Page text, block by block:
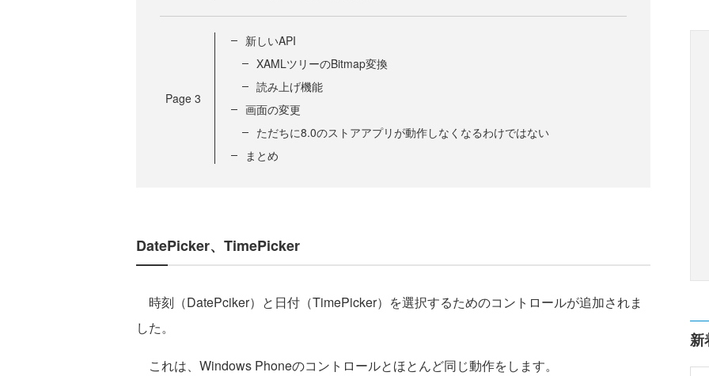
Page 3
新しいAPI
XAMLツリーのBitmap変換
読み上げ機能
画面の変更
ただちに8.0のストアアプリが動作しなくなるわけではない
まとめ
DatePicker、TimePicker
時刻（DatePciker）と日付（TimePicker）を選択するためのコントロールが追加されま
した。
これは、Windows Phoneのコントロールとほとんど同じ動作をします。
新